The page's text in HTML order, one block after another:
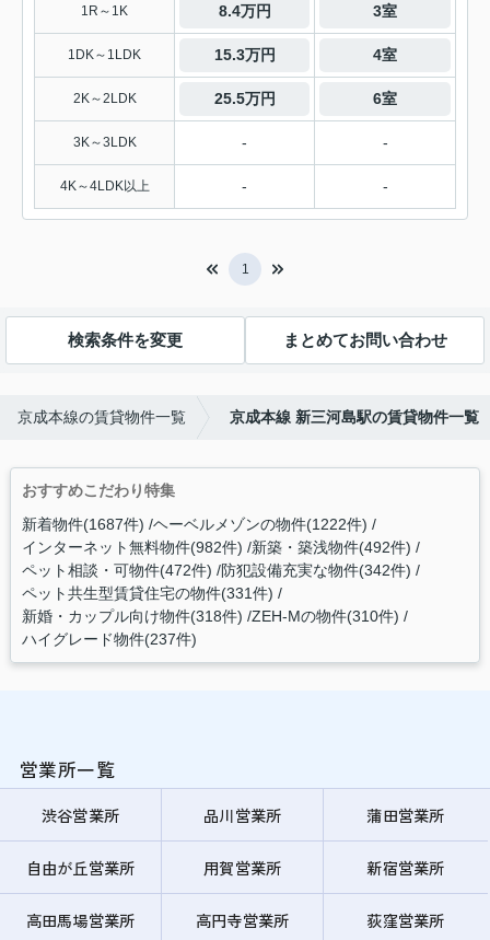
1R～1K 8.4万円 3室
1DK～1LDK 15.3万円 4室
2K～2LDK 25.5万円 6室
3K～3LDK - -
4K～4LDK以上 - -
1
検索条件を変更 まとめてお問い合わせ
京成本線の賃貸物件一覧 京成本線 新三河島駅の賃貸物件一覧
おすすめこだわり特集
新着物件(1687件) ヘーベルメゾンの物件(1222件)
インターネット無料物件(982件) 新築・築浅物件(492件)
ペット相談・可物件(472件) 防犯設備充実な物件(342件)
ペット共生型賃貸住宅の物件(331件)
新婚・カップル向け物件(318件) ZEH-Mの物件(310件)
ハイグレード物件(237件)
営業所一覧
渋谷営業所 品川営業所 蒲田営業所
自由が丘営業所 用賀営業所 新宿営業所
高田馬場営業所 高円寺営業所 荻窪営業所